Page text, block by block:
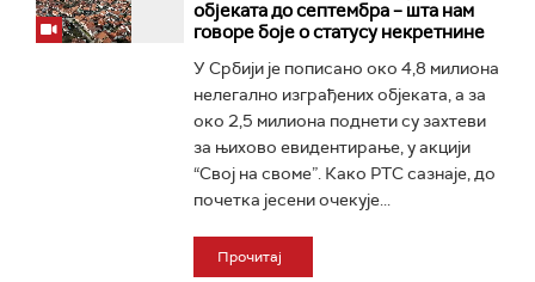
објеката до септембра – шта нам
говоре боје о статусу некретнине
У Србији је пописано око 4,8 милиона
нелегално изграђених објеката, а за
око 2,5 милиона поднети су захтеви
за њихово евидентирање, у акцији
“Свој на своме”. Како РТС сазнаје, до
почетка јесени очекује...
Прочитај